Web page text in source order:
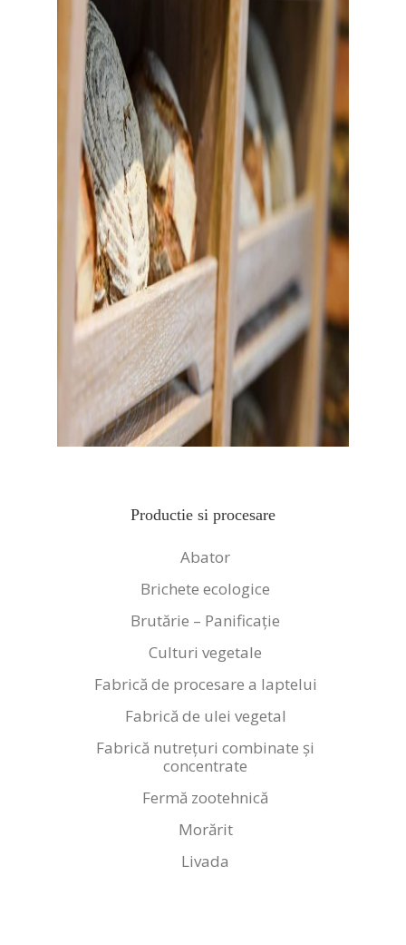
Productie si procesare
Abator
Brichete ecologice
Brutărie – Panificație
Culturi vegetale
Fabrică de procesare a laptelui
Fabrică de ulei vegetal
Fabrică nutrețuri combinate și
concentrate
Fermă zootehnică
Morărit
Livada